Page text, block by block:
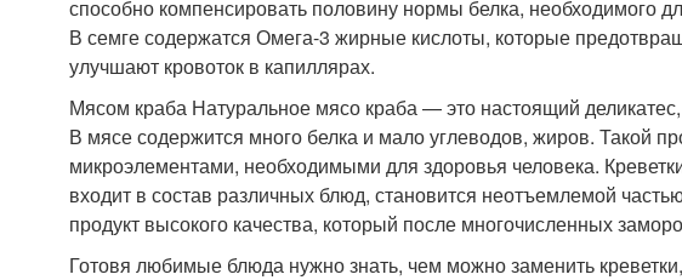
способно компенсировать половину нормы белка, необходимого
В семге содержатся Омега-3 жирные кислоты, которые
улучшают кровоток в капиллярах.
Мясом краба Натуральное мясо краба — это настоящий
В мясе содержится много белка и мало углеводов, жиров. Такой
микроэлементами, необходимыми для здоровья человека.
входит в состав различных блюд, становится неотъемлемой
продукт высокого качества, который после многочисленных
Готовя любимые блюда нужно знать, чем можно заменить